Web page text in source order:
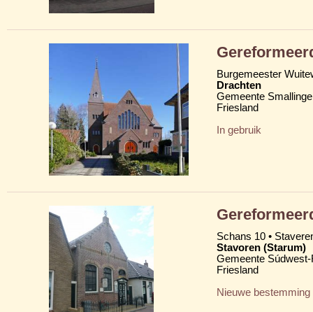
Burgemeester
Drachten
Gemeente
Friesland
In gebruik
Schans 10 •
Stavoren (Starum)
Gemeente
Friesland
Nieuwe bestemming